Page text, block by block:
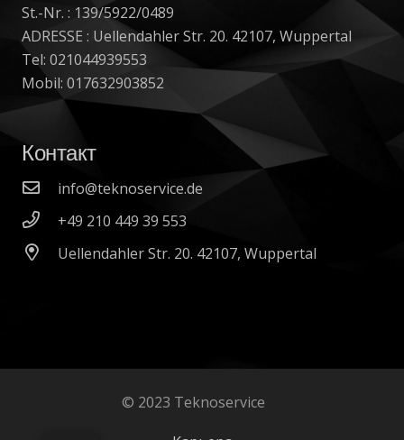
St.-Nr. : 139/5922/0489
ADRESSE : Uellendahler Str. 20. 42107, Wuppertal
Tel: 021044939553
Mobil: 017632903852
Контакт
info@teknoservice.de
+49 210 449 39 553
Uellendahler Str. 20. 42107, Wuppertal
© 2023 Teknoservice